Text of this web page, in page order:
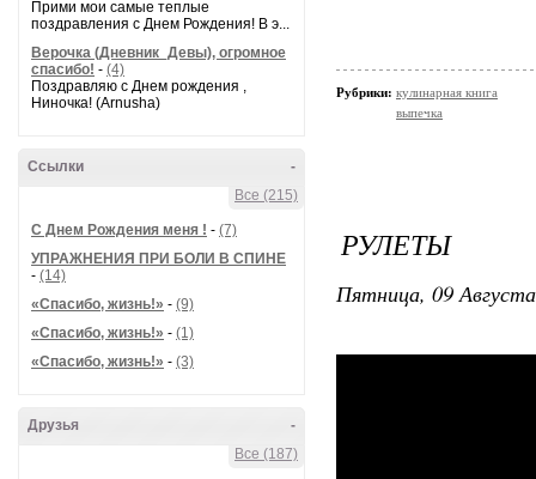
Прими мои самые теплые
поздравления с Днем Рождения! В э...
Верочка (Дневник_Девы), огромное
спасибо! - (4)
Поздравляю с Днем рождения ,
Ниночка! (Arnusha)
-
Ссылки
Все (215)
С Днем Рождения меня ! - (7)
УПРАЖНЕНИЯ ПРИ БОЛИ В СПИНЕ
- (14)
«Спасибо, жизнь!» - (9)
«Спасибо, жизнь!» - (1)
«Спасибо, жизнь!» - (3)
-
Друзья
Все (187)
Рубрики: кулинарная книга
выпечка
РУЛЕТЫ
Пятница, 09